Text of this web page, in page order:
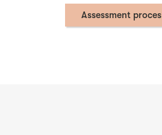
Assessment proces